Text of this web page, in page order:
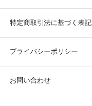
特定商取引法に基づく表記
プライバシーポリシー
お問い合わせ